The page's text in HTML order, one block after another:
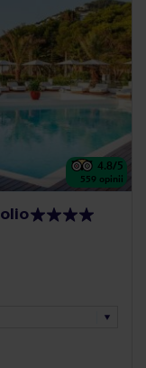
4.8/5
559 opinii